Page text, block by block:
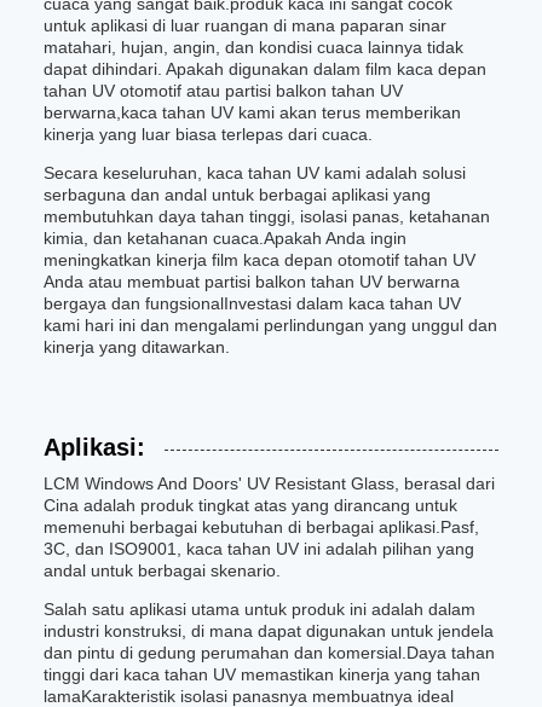
untuk aplikasi di luar ruangan di mana paparan sinar
matahari, hujan, angin, dan kondisi cuaca lainnya tidak
dapat dihindari. Apakah digunakan dalam film kaca depan
tahan UV otomotif atau partisi balkon tahan UV
berwarna,kaca tahan UV kami akan terus memberikan
kinerja yang luar biasa terlepas dari cuaca.
Secara keseluruhan, kaca tahan UV kami adalah solusi
serbaguna dan andal untuk berbagai aplikasi yang
membutuhkan daya tahan tinggi, isolasi panas, ketahanan
kimia, dan ketahanan cuaca.Apakah Anda ingin
meningkatkan kinerja film kaca depan otomotif tahan UV
Anda atau membuat partisi balkon tahan UV berwarna
bergaya dan fungsionalInvestasi dalam kaca tahan UV
kami hari ini dan mengalami perlindungan yang unggul dan
kinerja yang ditawarkan.
Aplikasi:
LCM Windows And Doors' UV Resistant Glass, berasal dari
Cina adalah produk tingkat atas yang dirancang untuk
memenuhi berbagai kebutuhan di berbagai aplikasi.Pasf,
3C, dan ISO9001, kaca tahan UV ini adalah pilihan yang
andal untuk berbagai skenario.
Salah satu aplikasi utama untuk produk ini adalah dalam
industri konstruksi, di mana dapat digunakan untuk jendela
dan pintu di gedung perumahan dan komersial.Daya tahan
tinggi dari kaca tahan UV memastikan kinerja yang tahan
lamaKarakteristik isolasi panasnya membuatnya ideal